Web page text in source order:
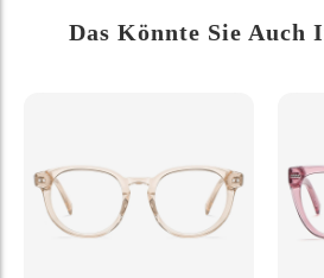
Das Könnte Sie Auch